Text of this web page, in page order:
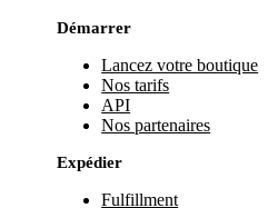
Démarrer
Lancez votre boutique
Nos tarifs
API
Nos partenaires
Expédier
Fulfillment